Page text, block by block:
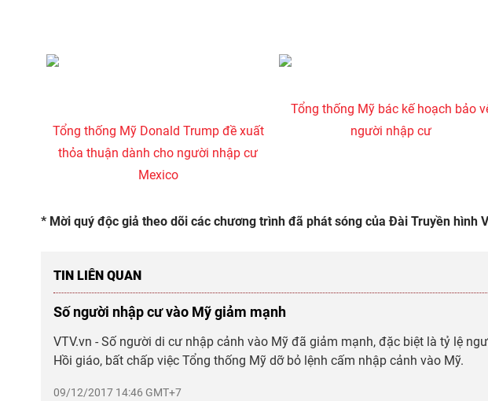
Tổng thống Mỹ Donald Trump đề xuất
thỏa thuận dành cho người nhập cư
Mexico
Tổng thống Mỹ bác kế hoạch bảo
người nhập cư
* Mời quý độc giả theo dõi các chương trình đã phát sóng của Đài Truyền hình
TIN LIÊN QUAN
Số người nhập cư vào Mỹ giảm mạnh
09/12/2017 14:46 GMT+7
VTV.vn - Số người di cư nhập cảnh vào Mỹ đã giảm mạnh, đặc biệt là tỷ lệ
Hồi giáo, bất chấp việc Tổng thống Mỹ dỡ bỏ lệnh cấm nhập cảnh vào Mỹ.